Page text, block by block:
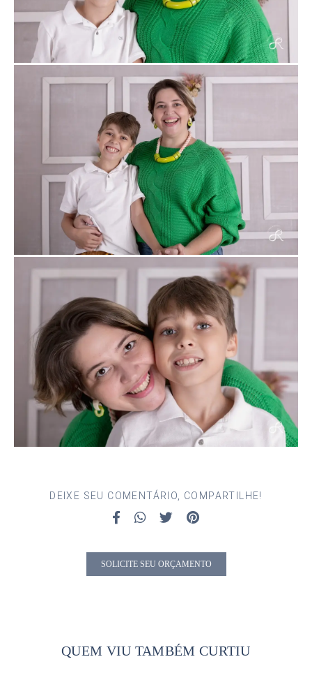
DEIXE SEU COMENTÁRIO, COMPARTILHE!
SOLICITE SEU ORÇAMENTO
QUEM VIU TAMBÉM CURTIU